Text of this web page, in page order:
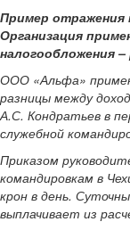
Пример отражения
Организация
налогообложения
ООО «Альфа»
разницы между
А.С. Кондратьев в
служебной
Приказом
командировкам в
крон в день.
выплачивает из